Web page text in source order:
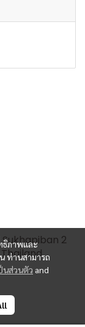
ธิภาพและ
ท่านสามารถ
นส่วนตัว and
2
Thailand